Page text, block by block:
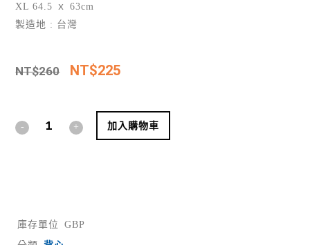
XL 64.5 ｘ 63cm
製造地 : 台灣
NT$260 NT$225
加入購物車
庫存單位
GBP